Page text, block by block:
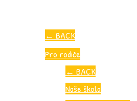
← BACK
Pro rodiče
← BACK
Naše škola